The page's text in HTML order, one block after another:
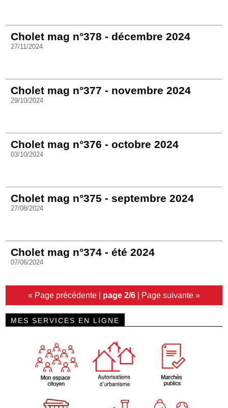
Cholet mag n°378 - décembre 2024
27/11/2024
Cholet mag n°377 - novembre 2024
29/10/2024
Cholet mag n°376 - octobre 2024
03/10/2024
Cholet mag n°375 - septembre 2024
27/08/2024
Cholet mag n°374 - été 2024
07/06/2024
« Page précédente | page 2/6 | Page suivante »
MES SERVICES EN LIGNE